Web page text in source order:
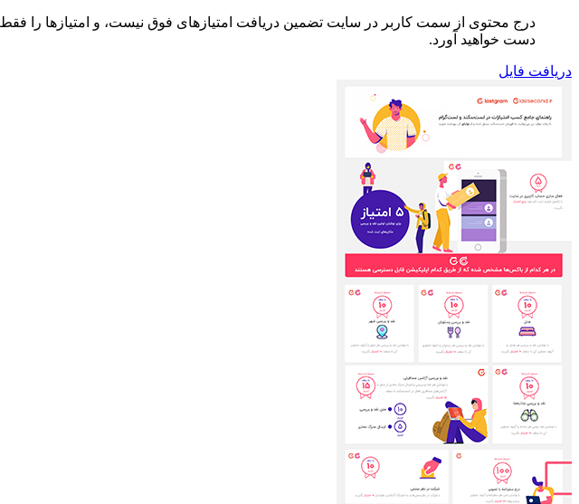
درج محتوی از سمت کاربر در سایت تضمین دریافت امتیازهای فوق نیست، و امتیازها را
دست خواهید آورد.
دریافت فایل